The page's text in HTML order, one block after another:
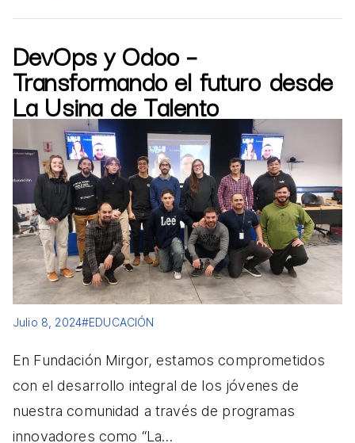
DevOps y Odoo –
Transformando el futuro desde
La Usina de Talento
Julio 8, 2024#EDUCACIÓN
En Fundación Mirgor, estamos comprometidos
con el desarrollo integral de los jóvenes de
nuestra comunidad a través de programas
innovadores como “La…